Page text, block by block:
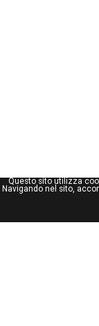
Questo sito utilizza
Navigando nel sito,